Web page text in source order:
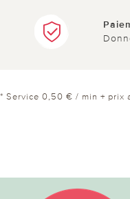
* Service 0,50 € / min + prix